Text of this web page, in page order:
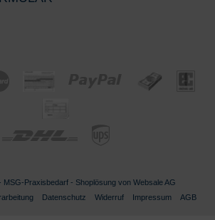
MSG-Praxisbedarf- Shoplösung von Websale AG
Datenschutz Widerruf Impressum AGB